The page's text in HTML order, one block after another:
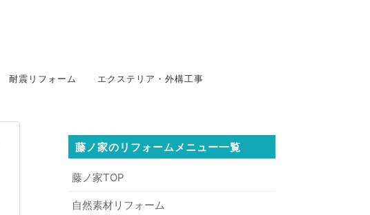
耐震リフォーム エクステリア・外構工事
藤ノ家のリフォームメニュー一覧
藤ノ家TOP
自然素材リフォーム